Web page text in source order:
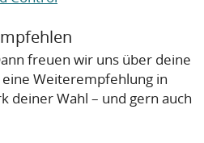
freuen wir uns über deine
Weiterempfehlung in
deiner Wahl – und gern auch